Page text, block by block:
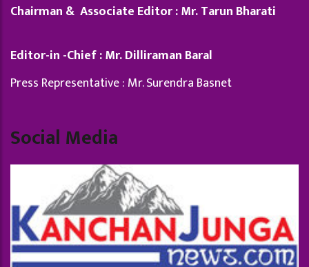
Chairman & Associate Editor : Mr. Tarun Bharati
Editor-in -Chief : Mr. Dilliraman Baral
Press Representative : Mr. Surendra Basnet
Social Media